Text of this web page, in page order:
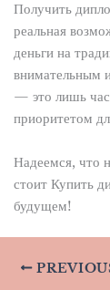
Получить
реальная
деньги на
внимательным
— это лишь
приоритетом
Надеемся, что
стоит Купить
будущем!